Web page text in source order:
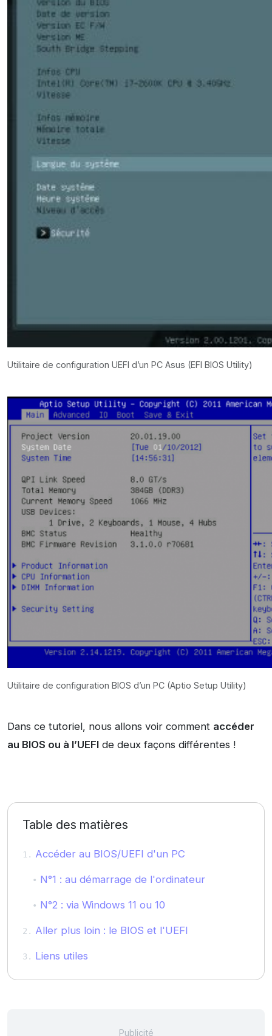
Utilitaire de configuration UEFI d’un PC Asus (EFI BIOS Utility)
Utilitaire de configuration BIOS d’un PC (Aptio Setup Utility)
Dans ce tutoriel, nous allons voir comment accéder
au BIOS ou à l’UEFI de deux façons différentes !
Table des matières
Accéder au BIOS/UEFI d'un PC
N°1 : au démarrage de l'ordinateur
N°2 : via Windows 11 ou 10
Aller plus loin : le BIOS et l'UEFI
Liens utiles